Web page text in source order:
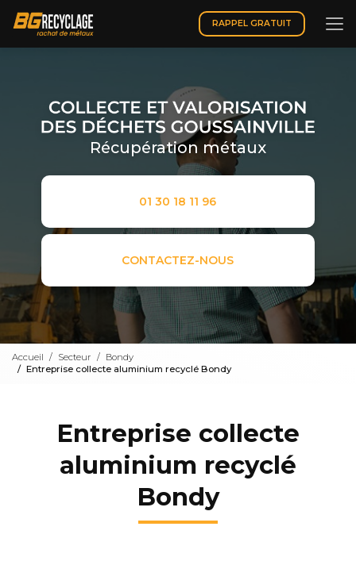
contenu
principal
RAPPEL GRATUIT
Récupération métaux
01 30 18 11 96
CONTACTEZ-NOUS
Accueil Secteur
Bondy
Entreprise collecte aluminium recyclé Bondy
Entreprise collecte
aluminium recyclé
Bondy